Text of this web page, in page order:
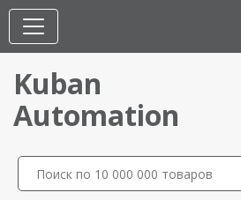
Kuban
Automation